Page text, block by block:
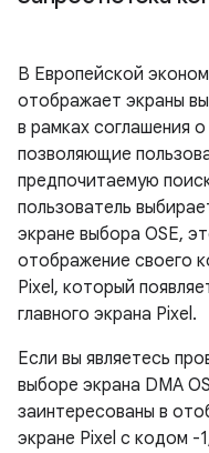
В Европейской
отображает экраны
в рамках соглашения
позволяющие
предпочитаемую
пользователь
экране выбора OSE,
отображение своего
Pixel, который
главного экрана Pixel.
Если вы являетесь
выборе экрана DMA
заинтересованы в
экране Pixel с кодом